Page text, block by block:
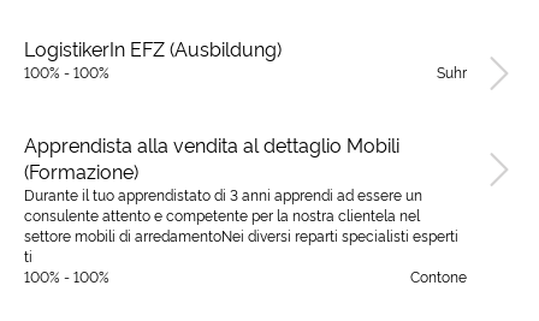
LogistikerIn EFZ (Ausbildung)
100% - 100% Suhr
Apprendista alla vendita al dettaglio Mobili
(Formazione)
Durante il tuo apprendistato di 3 anni apprendi ad essere un
consulente attento e competente per la nostra clientela nel
settore mobili di arredamentoNei diversi reparti specialisti esperti
ti
100% - 100%
Contone